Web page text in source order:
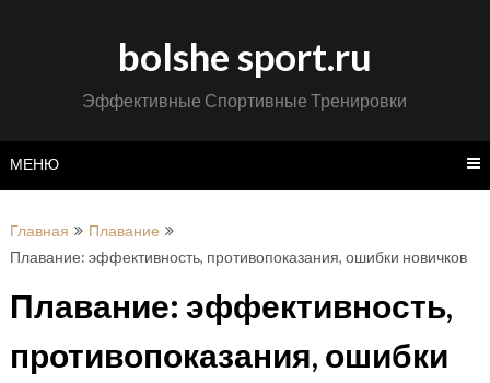
bolshe sport.ru
Эффективные Спортивные Тренировки
МЕНЮ
Главная
Плавание
Плавание: эффективность, противопоказания, ошибки новичков
Плавание: эффективность,
противопоказания, ошибки